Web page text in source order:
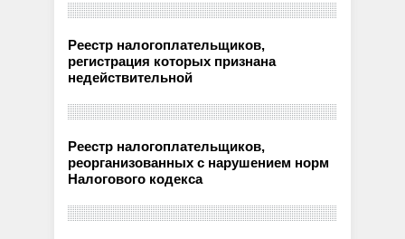
Реестр налогоплательщиков,
регистрация которых признана
недействительной
Реестр налогоплательщиков,
реорганизованных с нарушением норм
Налогового кодекса